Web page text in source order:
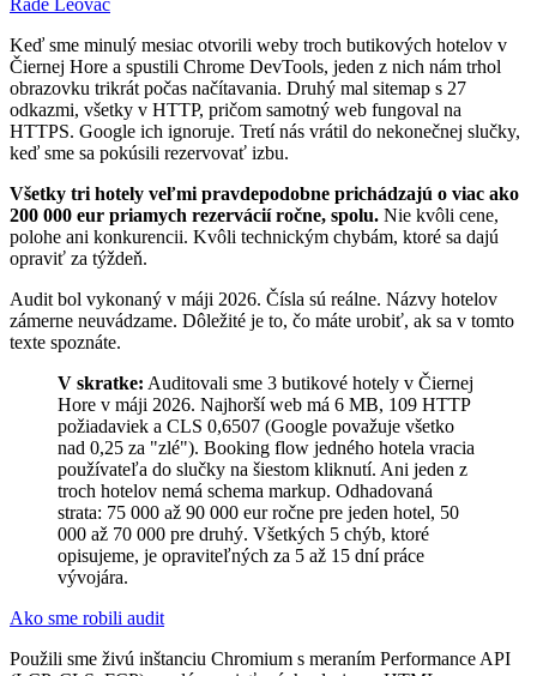
Rade Leovac
Keď sme minulý mesiac otvorili weby troch butikových hotelov v
Čiernej Hore a spustili Chrome DevTools, jeden z nich nám trhol
obrazovku trikrát počas načítavania. Druhý mal sitemap s 27
odkazmi, všetky v HTTP, pričom samotný web fungoval na
HTTPS. Google ich ignoruje. Tretí nás vrátil do nekonečnej slučky,
keď sme sa pokúsili rezervovať izbu.
Všetky tri hotely veľmi pravdepodobne prichádzajú o viac ako
200 000 eur priamych rezervácií ročne, spolu. Nie kvôli cene,
polohe ani konkurencii. Kvôli technickým chybám, ktoré sa dajú
opraviť za týždeň.
Audit bol vykonaný v máji 2026. Čísla sú reálne. Názvy hotelov
zámerne neuvádzame. Dôležité je to, čo máte urobiť, ak sa v tomto
texte spoznáte.
V skratke: Auditovali sme 3 butikové hotely v Čiernej
Hore v máji 2026. Najhorší web má 6 MB, 109 HTTP
požiadaviek a CLS 0,6507 (Google považuje všetko
nad 0,25 za "zlé"). Booking flow jedného hotela vracia
používateľa do slučky na šiestom kliknutí. Ani jeden z
troch hotelov nemá schema markup. Odhadovaná
strata: 75 000 až 90 000 eur ročne pre jeden hotel, 50
000 až 70 000 pre druhý. Všetkých 5 chýb, ktoré
opisujeme, je opraviteľných za 5 až 15 dní práce
vývojára.
Ako sme robili audit
Použili sme živú inštanciu Chromium s meraním Performance API